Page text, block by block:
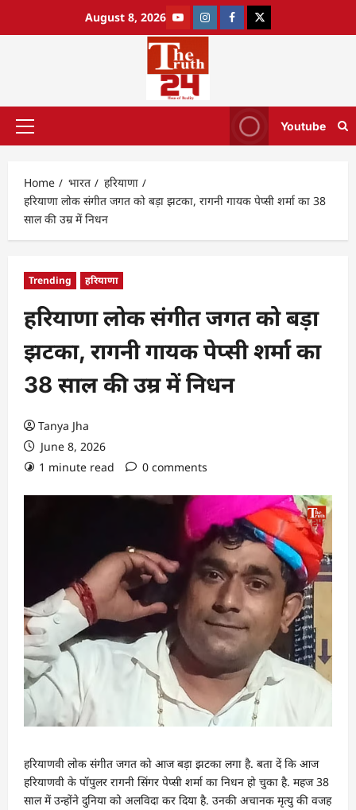
August 8, 2026
Youtube
Home भारत
हरियाणा
हरियाणा लोक संगीत जगत को बड़ा झटका, रागनी गायक पेप्सी शर्मा का 38
साल की उम्र में निधन
Trending हरियाणा
हरियाणा लोक संगीत जगत को बड़ा
झटका, रागनी गायक पेप्सी शर्मा का
38 साल की उम्र में निधन
Tanya Jha
June 8, 2026
1 minute read
0 comments
हरियाणवी लोक संगीत जगत को आज बड़ा झटका लगा है. बता दें कि आज
हरियाणवी के पॉपुलर रागनी सिंगर पेप्सी शर्मा का निधन हो चुका है. महज 38
साल में उन्होंने दुनिया को अलविदा कर दिया है. उनकी अचानक मृत्यु की वजह